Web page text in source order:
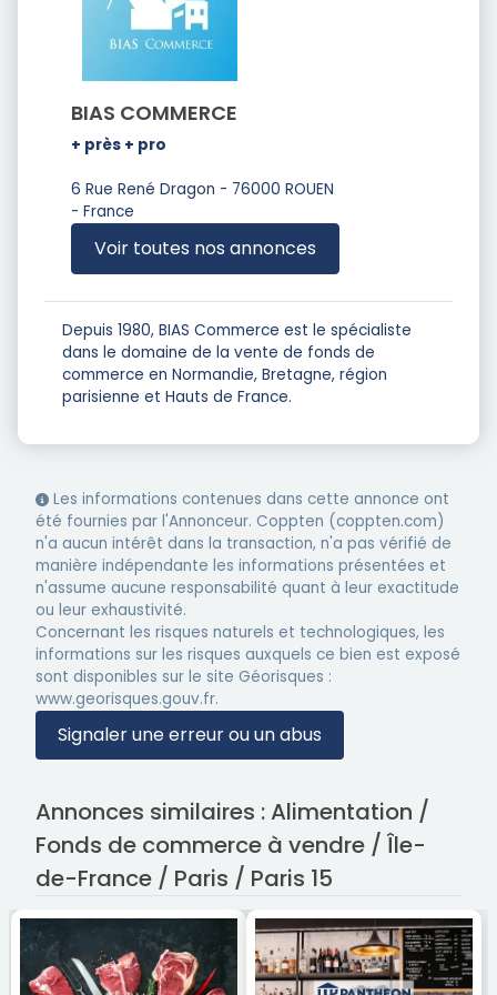
BIAS COMMERCE
+ près + pro
6 Rue René Dragon - 76000 ROUEN
- France
Voir toutes nos annonces
Depuis 1980, BIAS Commerce est le spécialiste
dans le domaine de la vente de fonds de
commerce en Normandie, Bretagne, région
parisienne et Hauts de France.
Les informations contenues dans cette annonce ont
été fournies par l'Annonceur. Coppten (coppten.com)
n'a aucun intérêt dans la transaction, n'a pas vérifié de
manière indépendante les informations présentées et
n'assume aucune responsabilité quant à leur exactitude
ou leur exhaustivité.
Concernant les risques naturels et technologiques, les
informations sur les risques auxquels ce bien est exposé
sont disponibles sur le site Géorisques :
www.georisques.gouv.fr.
Signaler une erreur ou un abus
Annonces similaires : Alimentation /
Fonds de commerce à vendre / Île-
de-France / Paris / Paris 15